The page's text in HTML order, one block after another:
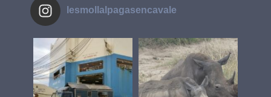
lesmollalpagasencavale